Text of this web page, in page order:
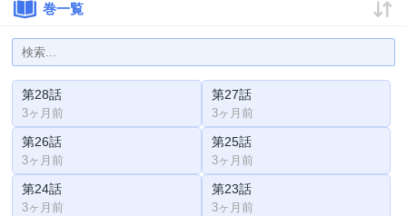
巻一覧
第28話
3ヶ月前
第27話
3ヶ月前
第26話
3ヶ月前
第25話
3ヶ月前
第24話
3ヶ月前
第23話
3ヶ月前